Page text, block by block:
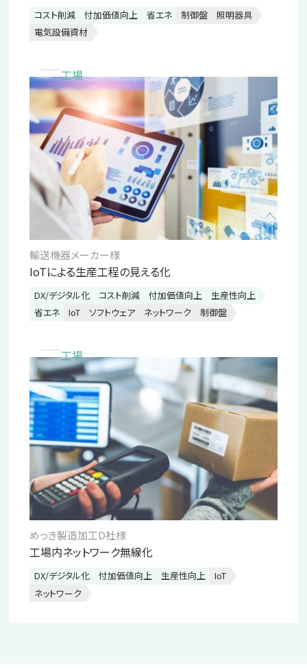
コスト削減 付加価値向上 省エネ 制御盤
照明器具
電気設備資材
工場
輸送機器メーカー様
IoTによる生産工程の見える化
DX/デジタル化 コスト削減 付加価値向上
生産性向上
省エネ
IoT ソフトウェア ネットワーク 制御盤
工場
めっき製造加工D社様
工場内ネットワーク無線化
DX/デジタル化 付加価値向上 生産性向上
IoT
ネットワーク